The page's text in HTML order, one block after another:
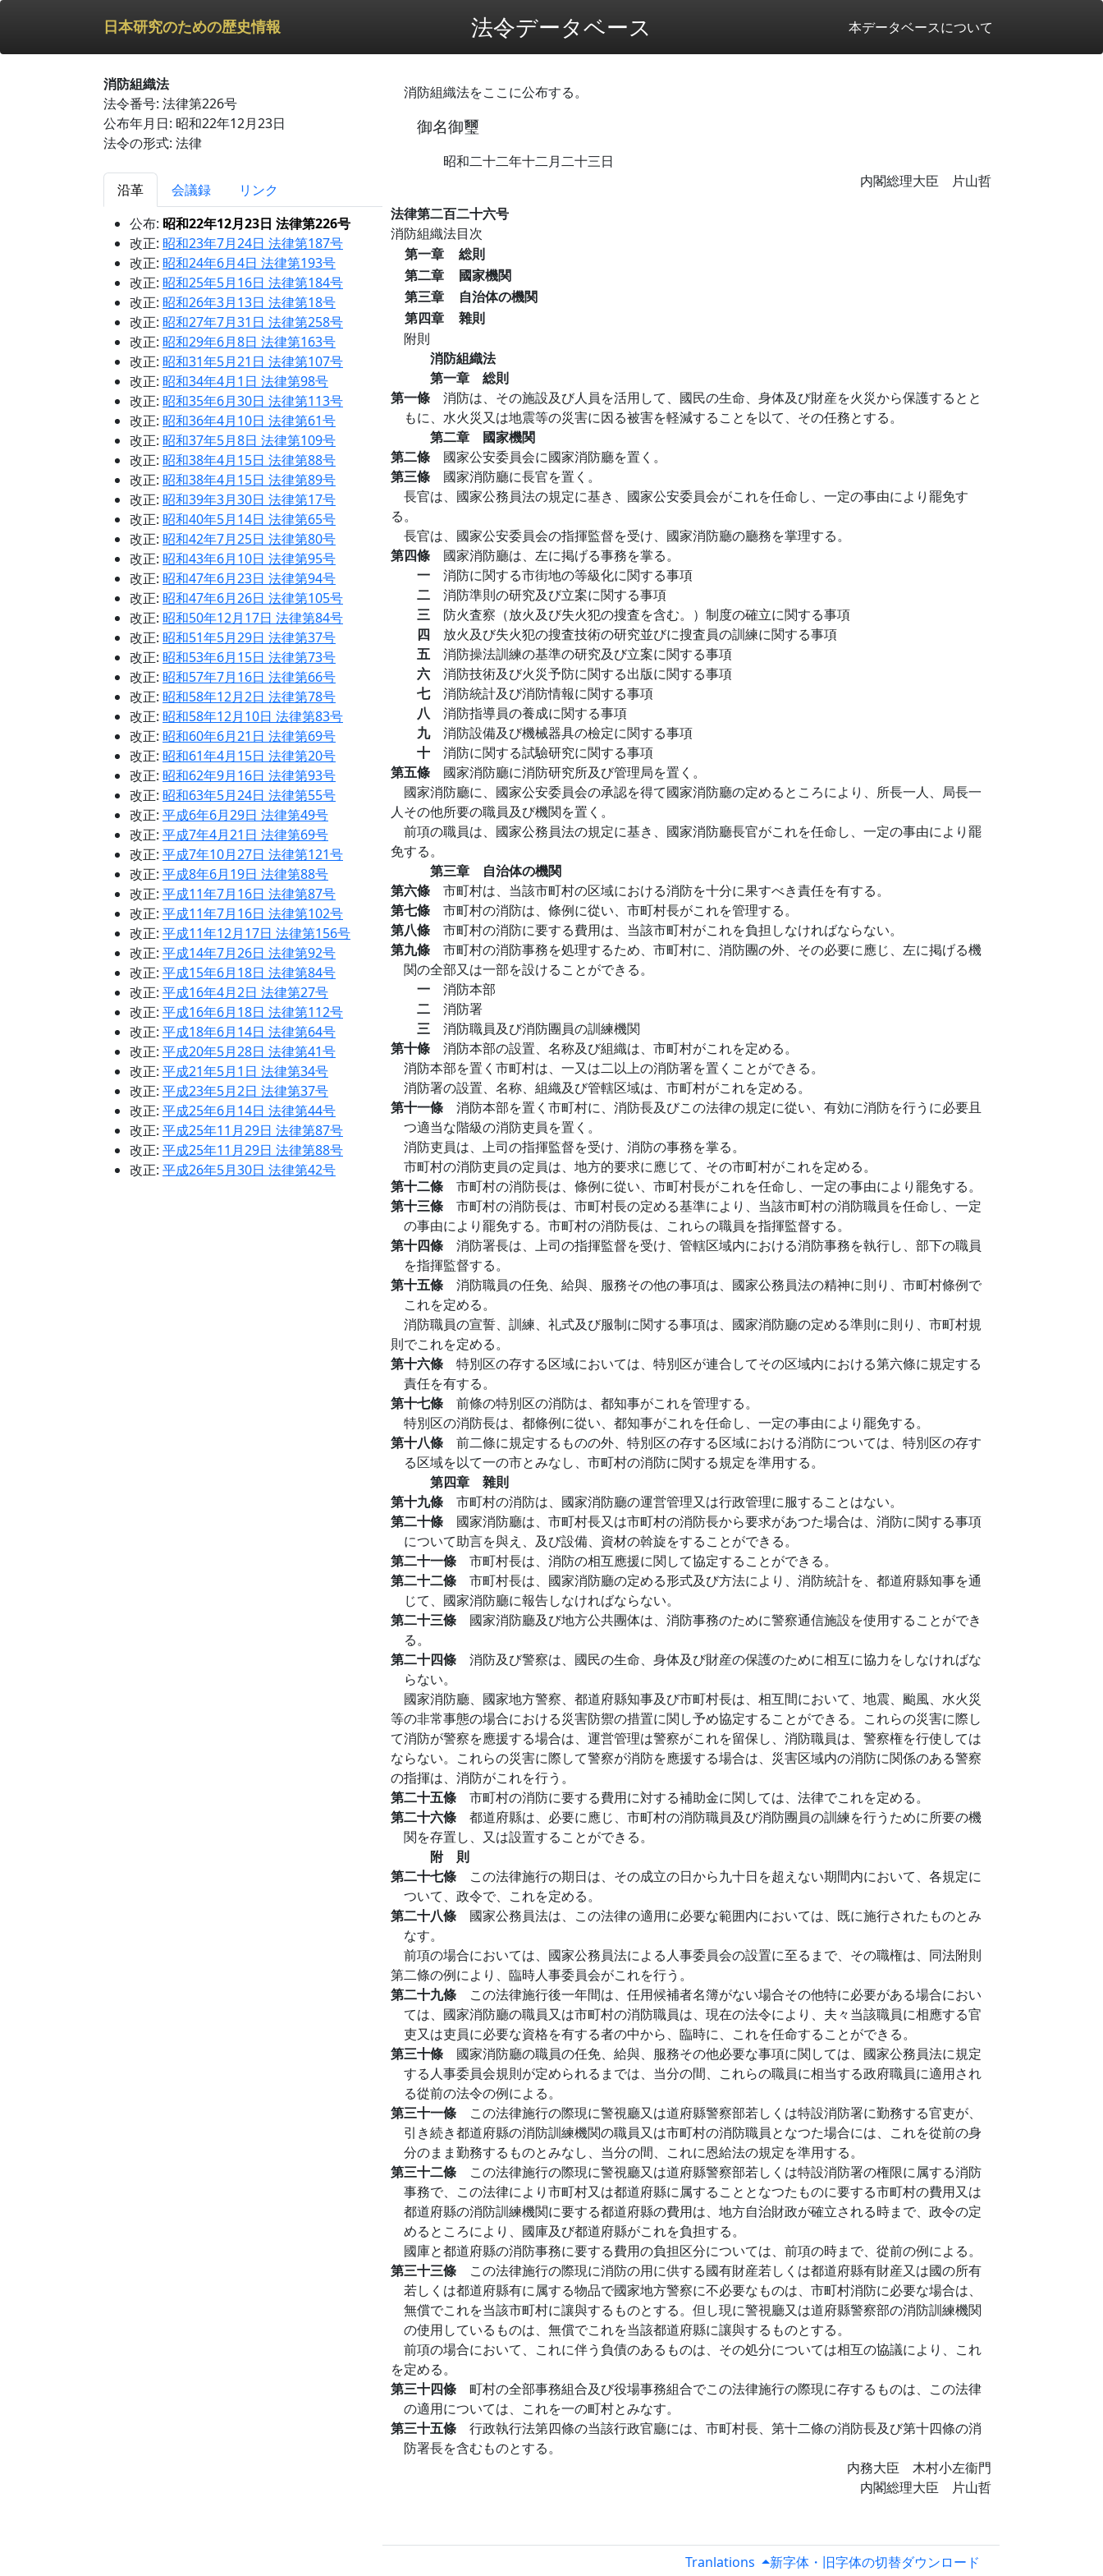
日本研究のための歴史情報 法令データベース 本データベースについて
消防組織法
法令番号: 法律第226号
公布年月日: 昭和22年12月23日
法令の形式: 法律
沿革 会議録
リンク
公布: 昭和22年12月23日 法律第226号
改正: 昭和23年7月24日 法律第187号
改正: 昭和24年6月4日 法律第193号
改正: 昭和25年5月16日 法律第184号
改正: 昭和26年3月13日 法律第18号
改正: 昭和27年7月31日 法律第258号
改正: 昭和29年6月8日 法律第163号
改正: 昭和31年5月21日 法律第107号
改正: 昭和34年4月1日 法律第98号
改正: 昭和35年6月30日 法律第113号
改正: 昭和36年4月10日 法律第61号
改正: 昭和37年5月8日 法律第109号
改正: 昭和38年4月15日 法律第88号
改正: 昭和38年4月15日 法律第89号
改正: 昭和39年3月30日 法律第17号
改正: 昭和40年5月14日 法律第65号
改正: 昭和42年7月25日 法律第80号
改正: 昭和43年6月10日 法律第95号
改正: 昭和47年6月23日 法律第94号
改正: 昭和47年6月26日 法律第105号
改正: 昭和50年12月17日 法律第84号
改正: 昭和51年5月29日 法律第37号
改正: 昭和53年6月15日 法律第73号
改正: 昭和57年7月16日 法律第66号
改正: 昭和58年12月2日 法律第78号
改正: 昭和58年12月10日 法律第83号
改正: 昭和60年6月21日 法律第69号
改正: 昭和61年4月15日 法律第20号
改正: 昭和62年9月16日 法律第93号
改正: 昭和63年5月24日 法律第55号
改正: 平成6年6月29日 法律第49号
改正: 平成7年4月21日 法律第69号
改正: 平成7年10月27日 法律第121号
改正: 平成8年6月19日 法律第88号
改正: 平成11年7月16日 法律第87号
改正: 平成11年7月16日 法律第102号
改正: 平成11年12月17日 法律第156号
改正: 平成14年7月26日 法律第92号
改正: 平成15年6月18日 法律第84号
改正: 平成16年4月2日 法律第27号
改正: 平成16年6月18日 法律第112号
改正: 平成18年6月14日 法律第64号
改正: 平成20年5月28日 法律第41号
改正: 平成21年5月1日 法律第34号
改正: 平成23年5月2日 法律第37号
改正: 平成25年6月14日 法律第44号
改正: 平成25年11月29日 法律第87号
改正: 平成25年11月29日 法律第88号
改正: 平成26年5月30日 法律第42号
消防組織法をここに公布する。
御名御璽
昭和二十二年十二月二十三日
内閣総理大臣 片山哲
法律第二百二十六号
消防組織法目次
第一章
総則
第二章
國家機関
第三章
自治体の機関
第四章
雜則
附則
消防組織法
第一章 総則
第一條 消防は、その施設及び人員を活用して、國民の生命、身体及び財産を火災から保護するとと
もに、水火災又は地震等の災害に因る被害を軽減することを以て、その任務とする。
第二章 國家機関
第二條 國家公安委員会に國家消防廳を置く。
第三條 國家消防廳に長官を置く。
長官は、國家公務員法の規定に基き、國家公安委員会がこれを任命し、一定の事由により罷免す
る。
長官は、國家公安委員会の指揮監督を受け、國家消防廳の廳務を掌理する。
第四條 國家消防廳は、左に掲げる事務を掌る。
一 消防に関する市街地の等級化に関する事項
二 消防準則の研究及び立案に関する事項
三 防火査察（放火及び失火犯の搜査を含む。）制度の確立に関する事項
四 放火及び失火犯の搜査技術の研究並びに搜査員の訓練に関する事項
五 消防操法訓練の基準の研究及び立案に関する事項
六 消防技術及び火災予防に関する出版に関する事項
七 消防統計及び消防情報に関する事項
八 消防指導員の養成に関する事項
九 消防設備及び機械器具の檢定に関する事項
十 消防に関する試驗研究に関する事項
第五條 國家消防廳に消防研究所及び管理局を置く。
國家消防廳に、國家公安委員会の承認を得て國家消防廳の定めるところにより、所長一人、局長一
人その他所要の職員及び機関を置く。
前項の職員は、國家公務員法の規定に基き、國家消防廳長官がこれを任命し、一定の事由により罷
免する。
第三章 自治体の機関
第六條 市町村は、当該市町村の区域における消防を十分に果すべき責任を有する。
第七條 市町村の消防は、條例に從い、市町村長がこれを管理する。
第八條 市町村の消防に要する費用は、当該市町村がこれを負担しなければならない。
第九條 市町村の消防事務を処理するため、市町村に、消防團の外、その必要に應じ、左に掲げる機
関の全部又は一部を設けることができる。
一 消防本部
二 消防署
三 消防職員及び消防團員の訓練機関
第十條 消防本部の設置、名称及び組織は、市町村がこれを定める。
消防本部を置く市町村は、一又は二以上の消防署を置くことができる。
消防署の設置、名称、組織及び管轄区域は、市町村がこれを定める。
第十一條 消防本部を置く市町村に、消防長及びこの法律の規定に從い、有効に消防を行うに必要且
つ適当な階級の消防吏員を置く。
消防吏員は、上司の指揮監督を受け、消防の事務を掌る。
市町村の消防吏員の定員は、地方的要求に應じて、その市町村がこれを定める。
第十二條 市町村の消防長は、條例に從い、市町村長がこれを任命し、一定の事由により罷免する。
第十三條 市町村の消防長は、市町村長の定める基準により、当該市町村の消防職員を任命し、一定
の事由により罷免する。市町村の消防長は、これらの職員を指揮監督する。
第十四條 消防署長は、上司の指揮監督を受け、管轄区域内における消防事務を執行し、部下の職員
を指揮監督する。
第十五條 消防職員の任免、給與、服務その他の事項は、國家公務員法の精神に則り、市町村條例で
これを定める。
消防職員の宣誓、訓練、礼式及び服制に関する事項は、國家消防廳の定める準則に則り、市町村規
則でこれを定める。
第十六條 特別区の存する区域においては、特別区が連合してその区域内における第六條に規定する
責任を有する。
第十七條 前條の特別区の消防は、都知事がこれを管理する。
特別区の消防長は、都條例に從い、都知事がこれを任命し、一定の事由により罷免する。
第十八條 前二條に規定するものの外、特別区の存する区域における消防については、特別区の存す
る区域を以て一の市とみなし、市町村の消防に関する規定を準用する。
第四章 雜則
第十九條 市町村の消防は、國家消防廳の運営管理又は行政管理に服することはない。
第二十條 國家消防廳は、市町村長又は市町村の消防長から要求があつた場合は、消防に関する事項
について助言を與え、及び設備、資材の斡旋をすることができる。
第二十一條 市町村長は、消防の相互應援に関して協定することができる。
第二十二條 市町村長は、國家消防廳の定める形式及び方法により、消防統計を、都道府縣知事を通
じて、國家消防廳に報告しなければならない。
第二十三條 國家消防廳及び地方公共團体は、消防事務のために警察通信施設を使用することができ
る。
第二十四條 消防及び警察は、國民の生命、身体及び財産の保護のために相互に協力をしなければな
らない。
國家消防廳、國家地方警察、都道府縣知事及び市町村長は、相互間において、地震、颱風、水火災
等の非常事態の場合における災害防禦の措置に関し予め協定することができる。これらの災害に際し
て消防が警察を應援する場合は、運営管理は警察がこれを留保し、消防職員は、警察権を行使しては
ならない。これらの災害に際して警察が消防を應援する場合は、災害区域内の消防に関係のある警察
の指揮は、消防がこれを行う。
第二十五條 市町村の消防に要する費用に対する補助金に関しては、法律でこれを定める。
第二十六條 都道府縣は、必要に應じ、市町村の消防職員及び消防團員の訓練を行うために所要の機
関を存置し、又は設置することができる。
附 則
第二十七條 この法律施行の期日は、その成立の日から九十日を超えない期間内において、各規定に
ついて、政令で、これを定める。
第二十八條 國家公務員法は、この法律の適用に必要な範囲内においては、既に施行されたものとみ
なす。
前項の場合においては、國家公務員法による人事委員会の設置に至るまで、その職権は、同法附則
第二條の例により、臨時人事委員会がこれを行う。
第二十九條 この法律施行後一年間は、任用候補者名簿がない場合その他特に必要がある場合におい
ては、國家消防廳の職員又は市町村の消防職員は、現在の法令により、夫々当該職員に相應する官
吏又は吏員に必要な資格を有する者の中から、臨時に、これを任命することができる。
第三十條 國家消防廳の職員の任免、給與、服務その他必要な事項に関しては、國家公務員法に規定
する人事委員会規則が定められるまでは、当分の間、これらの職員に相当する政府職員に適用され
る從前の法令の例による。
第三十一條 この法律施行の際現に警視廳又は道府縣警察部若しくは特設消防署に勤務する官吏が、
引き続き都道府縣の消防訓練機関の職員又は市町村の消防職員となつた場合には、これを從前の身
分のまま勤務するものとみなし、当分の間、これに恩給法の規定を準用する。
第三十二條 この法律施行の際現に警視廳又は道府縣警察部若しくは特設消防署の権限に属する消防
事務で、この法律により市町村又は都道府縣に属することとなつたものに要する市町村の費用又は
都道府縣の消防訓練機関に要する都道府縣の費用は、地方自治財政が確立される時まで、政令の定
めるところにより、國庫及び都道府縣がこれを負担する。
國庫と都道府縣の消防事務に要する費用の負担区分については、前項の時まで、從前の例による。
第三十三條 この法律施行の際現に消防の用に供する國有財産若しくは都道府縣有財産又は國の所有
若しくは都道府縣有に属する物品で國家地方警察に不必要なものは、市町村消防に必要な場合は、
無償でこれを当該市町村に讓與するものとする。但し現に警視廳又は道府縣警察部の消防訓練機関
の使用しているものは、無償でこれを当該都道府縣に讓與するものとする。
前項の場合において、これに伴う負債のあるものは、その処分については相互の協議により、これ
を定める。
第三十四條 町村の全部事務組合及び役場事務組合でこの法律施行の際現に存するものは、この法律
の適用については、これを一の町村とみなす。
第三十五條 行政執行法第四條の当該行政官廳には、市町村長、第十二條の消防長及び第十四條の消
防署長を含むものとする。
内務大臣 木村小左衞門
内閣総理大臣 片山哲
Tranlations 新字体・旧字体の切替ダウンロード